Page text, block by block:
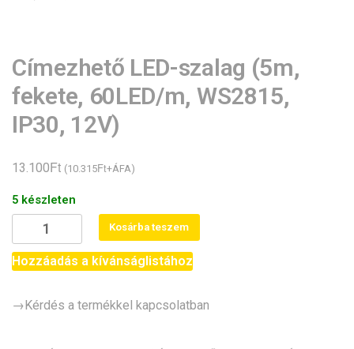
Címezhető LED-szalag (5m,
fekete, 60LED/m, WS2815,
IP30, 12V)
13.100Ft (10.315Ft+ÁFA)
5 készleten
Címezhető
LED-
szalag
fekete,
Kosárba teszem
Hozzáadás a kívánságlistához
→Kérdés a termékkel kapcsolatban